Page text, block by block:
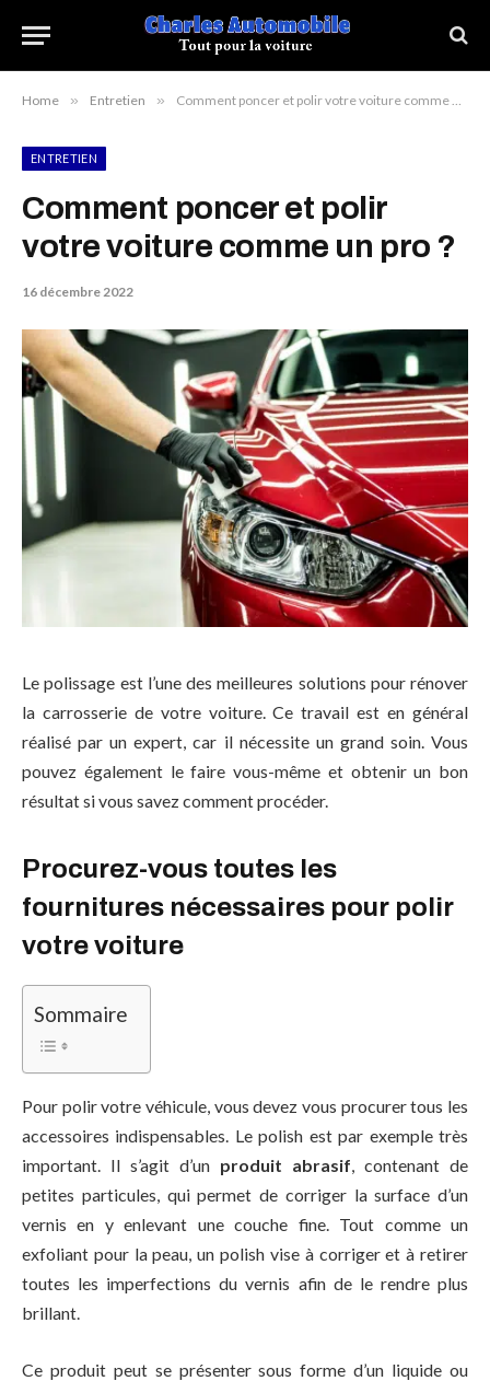
Home » Entretien » Comment poncer et polir votre voiture comme un pro ?
ENTRETIEN
Comment poncer et polir
votre voiture comme un pro ?
16 décembre 2022
Le polissage est l’une des meilleures solutions pour rénover
la carrosserie de votre voiture. Ce travail est en général
réalisé par un expert, car il nécessite un grand soin. Vous
pouvez également le faire vous-même et obtenir un bon
résultat si vous savez comment procéder.
Procurez-vous toutes les
fournitures nécessaires pour polir
votre voiture
Sommaire
Pour polir votre véhicule, vous devez vous procurer tous les
accessoires indispensables. Le polish est par exemple très
important. Il s’agit d’un produit abrasif, contenant de
petites particules, qui permet de corriger la surface d’un
vernis en y enlevant une couche fine. Tout comme un
exfoliant pour la peau, un polish vise à corriger et à retirer
toutes les imperfections du vernis afin de le rendre plus
brillant.
Ce produit peut se présenter sous forme d’un liquide ou